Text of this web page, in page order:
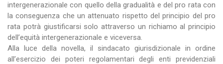
intergenerazionale con quello della gradualità e del pro rata con
la conseguenza che un attenuato rispetto del principio del pro
rata potrà giustificarsi solo attraverso un richiamo al principio
dell’equità intergenerazionale e viceversa.
Alla luce della novella, il sindacato giurisdizionale in ordine
all’esercizio dei poteri regolamentari degli enti previdenziali